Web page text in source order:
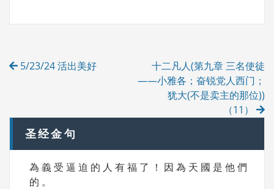
E
Post
5/23/24 活出美好
十二凡人(第九章 三名使徒
——小雅各；奋锐党人西门；
犹大(不是卖主的那位))
（11）
圣经金句
為 義 受 逼 迫 的 人 有 福 了 ！ 因 為 天 國 是 他 們
的 。